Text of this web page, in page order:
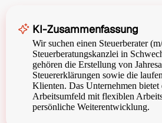
KI-Zusammenfassung
Wir suchen einen Steuerberater
Steuerberatungskanzlei in
gehören die Erstellung von
Steuererklärungen sowie die
Klienten. Das Unternehmen bietet
Arbeitsumfeld mit flexiblen
persönliche Weiterentwicklung.